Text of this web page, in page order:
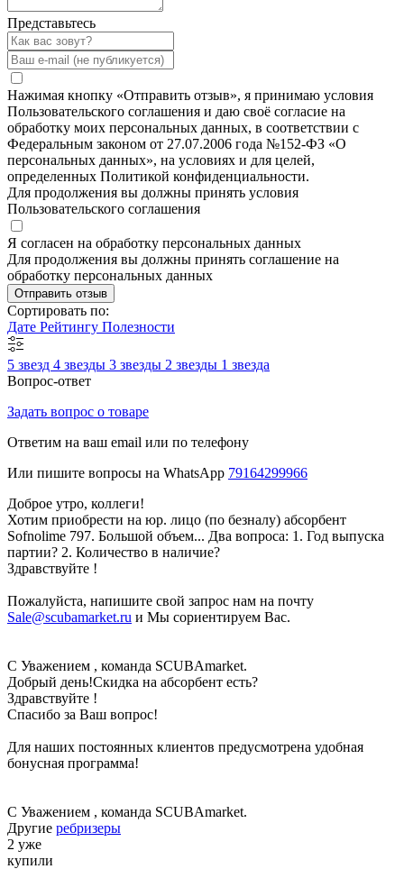
Представьтесь
Нажимая кнопку «Отправить отзыв», я принимаю условия
Пользовательского соглашения и даю своё согласие на
обработку моих персональных данных, в соответствии с
Федеральным законом от 27.07.2006 года №152-ФЗ «О
персональных данных», на условиях и для целей,
определенных Политикой конфиденциальности.
Для продолжения вы должны принять условия
Пользовательского соглашения
Я согласен на обработку персональных данных
Для продолжения вы должны принять соглашение на
обработку персональных данных
Отправить отзыв
Сортировать по:
Дате Рейтингу Полезности
5 звезд 4 звезды 3 звезды 2 звезды 1 звезда
Вопрос-ответ
Задать вопрос о товаре
Ответим на ваш email или по телефону
Или пишите вопросы на WhatsApp 79164299966
Доброе утро, коллеги!
Хотим приобрести на юр. лицо (по безналу) абсорбент
Sofnolime 797. Большой объем... Два вопроса: 1. Год выпуска
партии? 2. Количество в наличие?
Здравствуйте !
Пожалуйста, напишите свой запрос нам на почту
Sale@scubamarket.ru и Мы сориентируем Вас.
С Уважением , команда SCUBAmarket.
Добрый день!Скидка на абсорбент есть?
Здравствуйте !
Спасибо за Ваш вопрос!
Для наших постоянных клиентов предусмотрена удобная
бонусная программа!
С Уважением , команда SCUBAmarket.
Другие ребризеры
2 уже
купили